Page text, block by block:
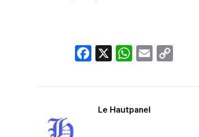
Facebook
X WhatsApp
Email
Le Hautpanel